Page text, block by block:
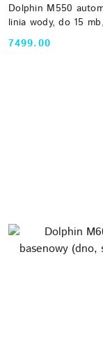
Dolphin M550
linia wody, do 15
Cena:
7499.00